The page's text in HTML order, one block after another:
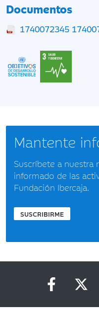
Documentos
1740072345
Mantente
Suscríbete a
informado de las
Fundación Ibercaja.
SUSCRIBIRME